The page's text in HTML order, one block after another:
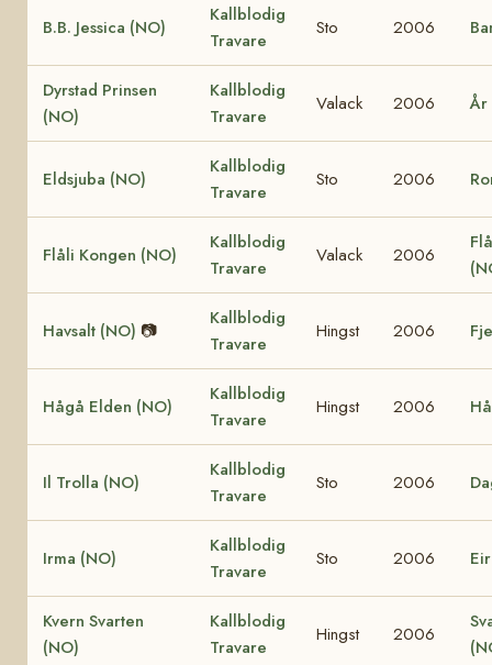
B.B. Jessica (NO)
Kallblodig
Travare
Sto 2006
Dyrstad Prinsen
(NO)
Kallblodig
Travare
Valack 2006 År
Eldsjuba (NO)
Kallblodig
Travare
Sto 2006
Flåli Kongen (NO)
Kallblodig
Travare
Valack 2006
Havsalt (NO) 📷
Kallblodig
Travare
Hingst 2006
Hågå Elden (NO)
Kallblodig
Travare
Hingst 2006
Il Trolla (NO)
Kallblodig
Travare
Sto 2006
Irma (NO)
Kallblodig
Travare
Sto 2006
Kvern Svarten
(NO)
Kallblodig
Travare
Hingst 2006